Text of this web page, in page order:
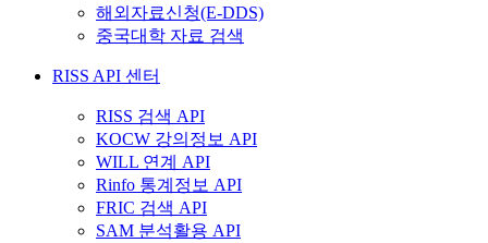
해외자료신청(E-DDS)
중국대학 자료 검색
RISS API 센터
RISS 검색 API
KOCW 강의정보 API
WILL 연계 API
Rinfo 통계정보 API
FRIC 검색 API
SAM 분석활용 API